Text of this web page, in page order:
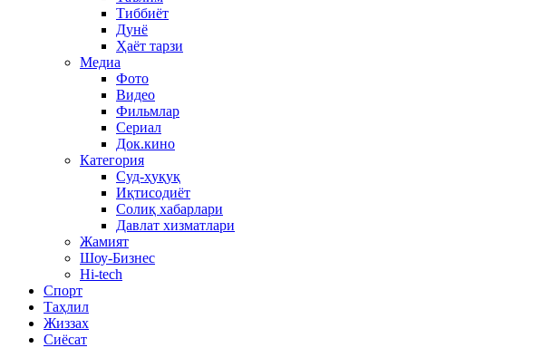
Тиббиёт
Дунё
Ҳаёт тарзи
Медиа
Фото
Видео
Фильмлар
Сериал
Док.кино
Категория
Суд-ҳуқуқ
Иқтисодиёт
Солиқ хабарлари
Давлат хизматлари
Жамият
Шоу-Бизнес
Hi-tech
Спорт
Таҳлил
Жиззах
Сиёсат